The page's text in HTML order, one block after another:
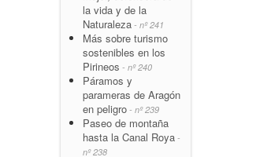
la vida y de la
Naturaleza - nº 241
Más sobre turismo
sostenibles en los
Pirineos - nº 240
Páramos y
parameras de Aragón
en peligro - nº 239
Paseo de montaña
hasta la Canal Roya -
nº 238